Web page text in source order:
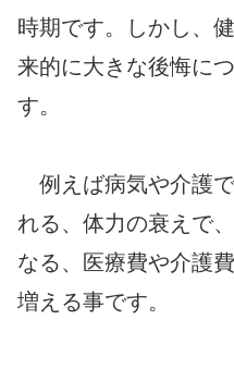
時期です。しかし、
来的に大きな後悔に
す。
例えば病気や介護
れる、体力の衰えで
なる、医療費や介護
増える事です。